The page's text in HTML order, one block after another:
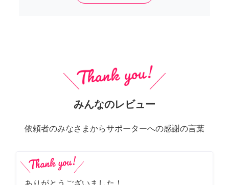
みんなのレビュー
依頼者のみなさまからサポーターへの感謝の言葉